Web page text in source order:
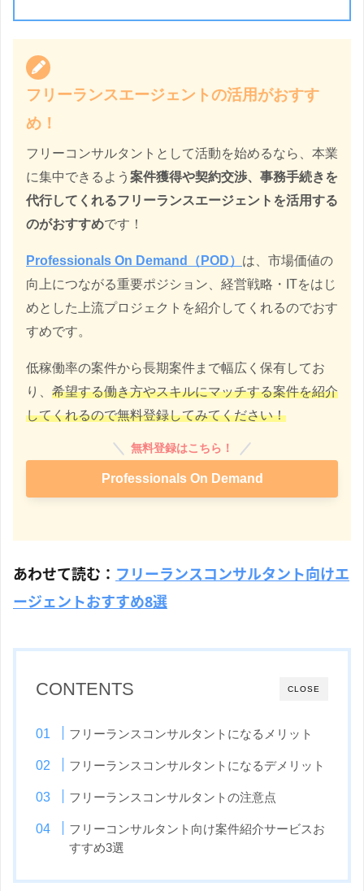
フリーランスエージェントの活用がおすす
め！
フリーコンサルタントとして活動を始めるなら、本業
に集中できるよう 案件獲得や契約交渉、事務手続きを
代行してくれるフリーランスエージェントを活用する
のがおすすめです！
Professionals On Demand（POD） は、市場価値の
向上につながる重要ポジション、経営戦略・ITをはじ
めとした上流プロジェクトを紹介してくれるのでおす
すめです。
低稼働率の案件から長期案件まで幅広く保有してお
り、 希望する働き方やスキルにマッチする案件を紹介
してくれるので無料登録してみてください！
無料登録はこちら！
Professionals On Demand
あわせて読む： フリーランスコンサルタント向けエ
ージェントおすすめ8選
CLOSE
CONTENTS
フリーランスコンサルタントになるメリット
フリーランスコンサルタントになるデメリット
フリーランスコンサルタントの注意点
フリーコンサルタント向け案件紹介サービスお
すすめ3選